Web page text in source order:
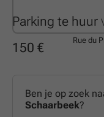
Parking te huur
150 €
Rue du
Ben je op zoek
Schaarbeek?